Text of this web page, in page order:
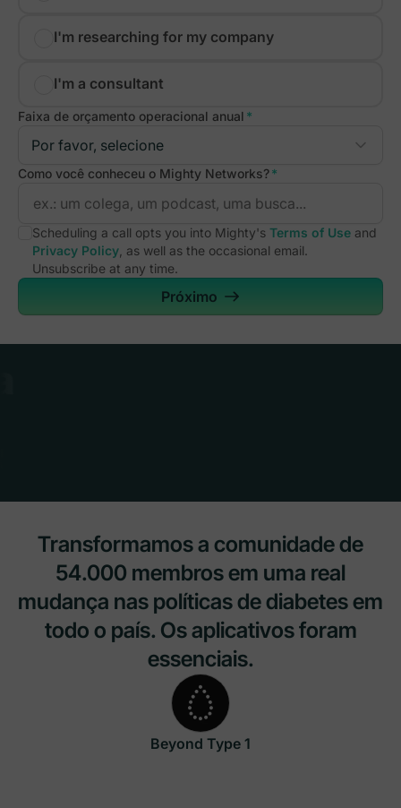
I'm researching for my company
I'm a consultant
Faixa de orçamento operacional anual *
Como você conheceu o Mighty Networks?*
Scheduling a call opts you into Mighty's Terms of Use and
Privacy Policy , as well as the occasional email.
Unsubscribe at any time.
Próximo
Transformamos a comunidade de
54.000 membros em uma real
mudança nas políticas de diabetes em
todo o país. Os aplicativos foram
essenciais.
Beyond Type 1